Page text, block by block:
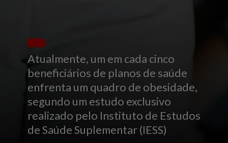
Atualmente, um em cada cinco
beneficiários de planos de saúde
enfrenta um quadro de obesidade,
segundo um estudo exclusivo
realizado pelo Instituto de Estudos
de Saúde Suplementar (IESS)